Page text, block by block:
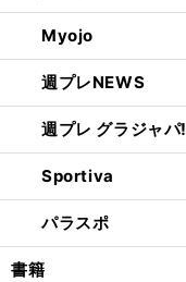
Myojo
週プレNEWS
週プレ グラジャパ!
Sportiva
パラスポ
書籍